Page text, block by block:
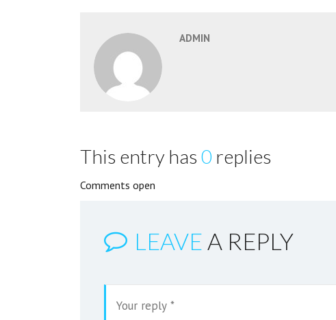
ADMIN
This entry has 0 replies
Comments open
LEAVE A REPLY